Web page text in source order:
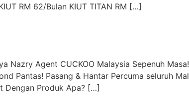
RM 62/Bulan KIUT TITAN RM […]
Nazry Agent CUCKOO Malaysia Sepenuh
Pantas! Pasang & Hantar Percuma seluruh
Dengan Produk Apa? […]